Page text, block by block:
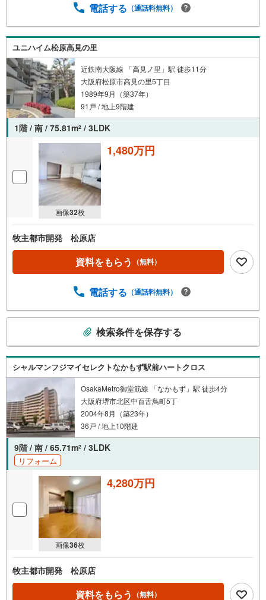
電話する （通話料無料）
ユニハイム松原高見の里
近鉄南大阪線 「高見ノ里」駅 徒歩11分
大阪府松原市高見の里5丁目
1989年9月（築37年）
91戸 / 地上9階建
1階 / 南 / 75.81m2 / 3LDK
画像32枚
1,480万円
牧主都市開発 松原店
資料をもらう （無料）
電話する （通話料無料）
検
条
で
通
知
を
け
・
条
イ
ペ
検索条件を保存する
シャルマンフジマイセレクトなかもず駅前ハートクロス
OsakaMetro御堂筋線 「なかもず」駅 徒歩4分
大阪府堺市北区中百舌鳥町5丁
2004年8月（築23年）
36戸 / 地上10階建
9階 / 南 / 65.71m2 / 3LDK
リフォーム
画像36枚
4,280万円
牧主都市開発 松原店
資料をもらう （無料）